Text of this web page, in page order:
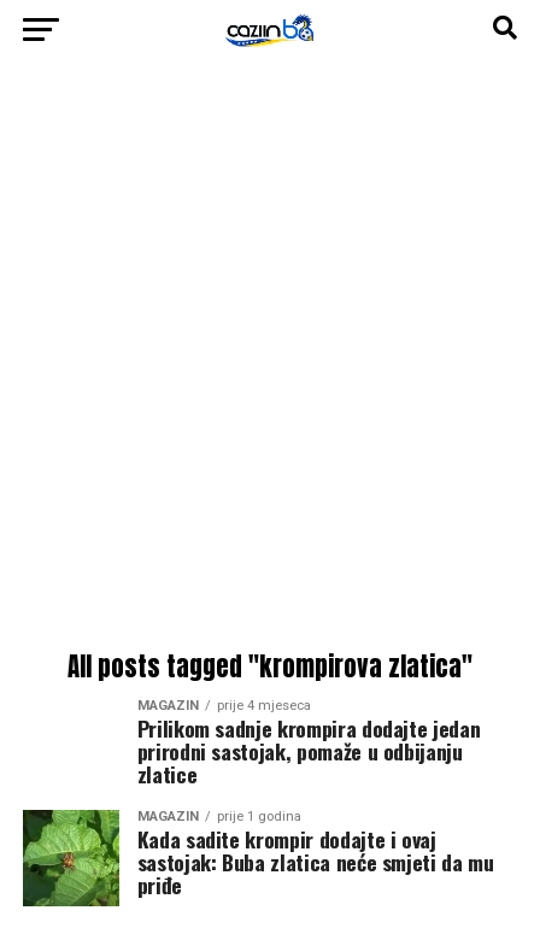
All posts tagged "krompirova zlatica"
MAGAZIN prije 4 mjeseca
Prilikom sadnje krompira dodajte jedan
prirodni sastojak, pomaže u odbijanju
zlatice
MAGAZIN prije 1 godina
Kada sadite krompir dodajte i ovaj
sastojak: Buba zlatica neće smjeti da mu
priđe